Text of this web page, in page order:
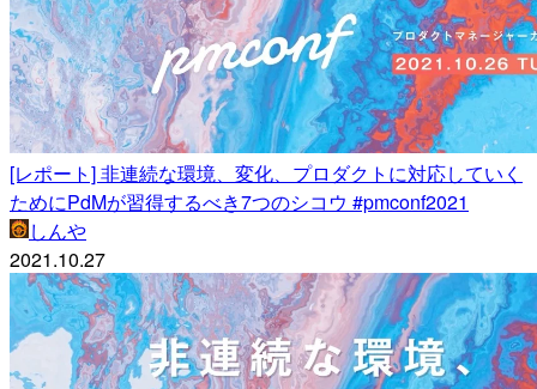
[レポート] 非連続な環境、変化、プロダクトに対応していく
ためにPdMが習得するべき7つのシコウ #pmconf2021
しんや
2021.10.27